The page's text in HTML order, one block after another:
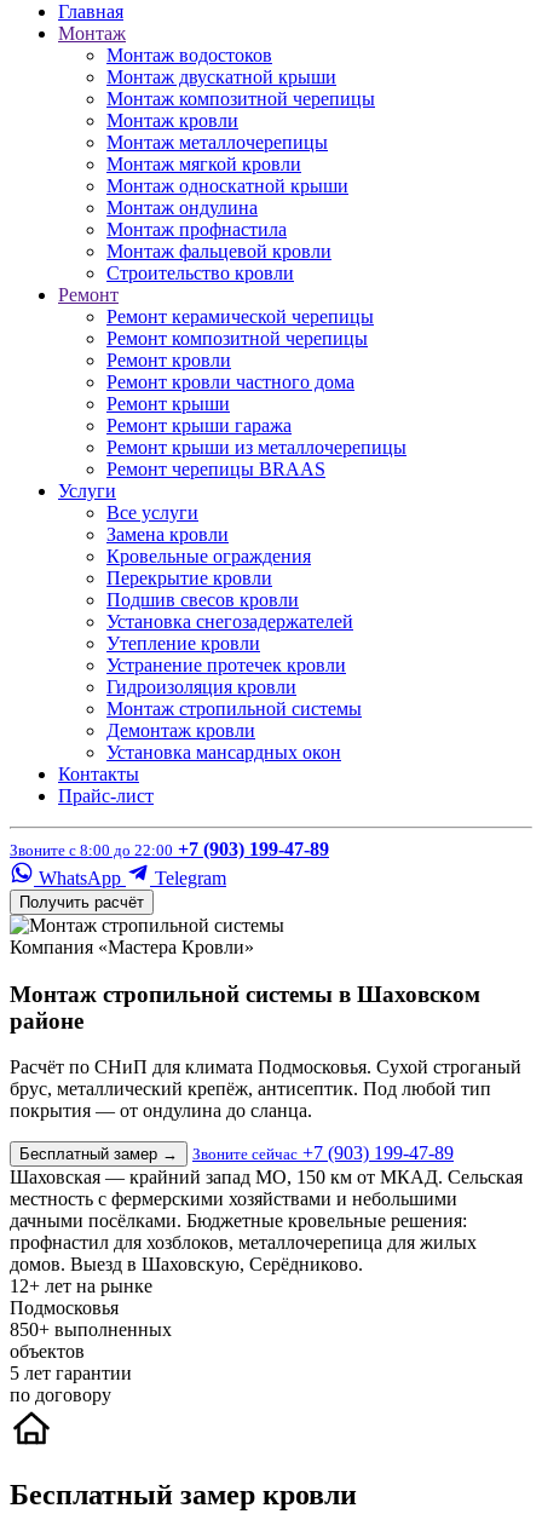
Главная
Монтаж
Монтаж водостоков
Монтаж двускатной крыши
Монтаж композитной черепицы
Монтаж кровли
Монтаж металлочерепицы
Монтаж мягкой кровли
Монтаж односкатной крыши
Монтаж ондулина
Монтаж профнастила
Монтаж фальцевой кровли
Строительство кровли
Ремонт
Ремонт керамической черепицы
Ремонт композитной черепицы
Ремонт кровли
Ремонт кровли частного дома
Ремонт крыши
Ремонт крыши гаража
Ремонт крыши из металлочерепицы
Ремонт черепицы BRAAS
Услуги
Все услуги
Замена кровли
Кровельные ограждения
Перекрытие кровли
Подшив свесов кровли
Установка снегозадержателей
Утепление кровли
Устранение протечек кровли
Гидроизоляция кровли
Монтаж стропильной системы
Демонтаж кровли
Установка мансардных окон
Контакты
Прайс-лист
Звоните с 8:00 до 22:00 +7 (903) 199-47-89
WhatsApp
Telegram
Получить расчёт
Компания «Мастера Кровли»
Монтаж стропильной системы в Шаховском
районе
Расчёт по СНиП для климата Подмосковья. Сухой строганый
брус, металлический крепёж, антисептик. Под любой тип
покрытия — от ондулина до сланца.
Бесплатный замер → Звоните сейчас +7 (903) 199-47-89
Шаховская — крайний запад МО, 150 км от МКАД. Сельская
местность с фермерскими хозяйствами и небольшими
дачными посёлками. Бюджетные кровельные решения:
профнастил для хозблоков, металлочерепица для жилых
домов. Выезд в Шаховскую, Серёдниково.
12+ лет на рынке
Подмосковья
850+ выполненных
объектов
5 лет гарантии
по договору
Бесплатный замер кровли